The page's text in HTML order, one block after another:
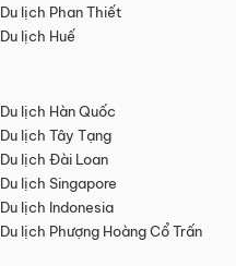
Du lịch Phan Thiết
Du lịch Huế
Du lịch Hàn Quốc
Du lịch Tây Tạng
Du lịch Đài Loan
Du lịch Singapore
Du lịch Indonesia
Du lịch Phượng Hoàng Cổ Trấn